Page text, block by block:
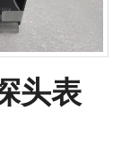
头表